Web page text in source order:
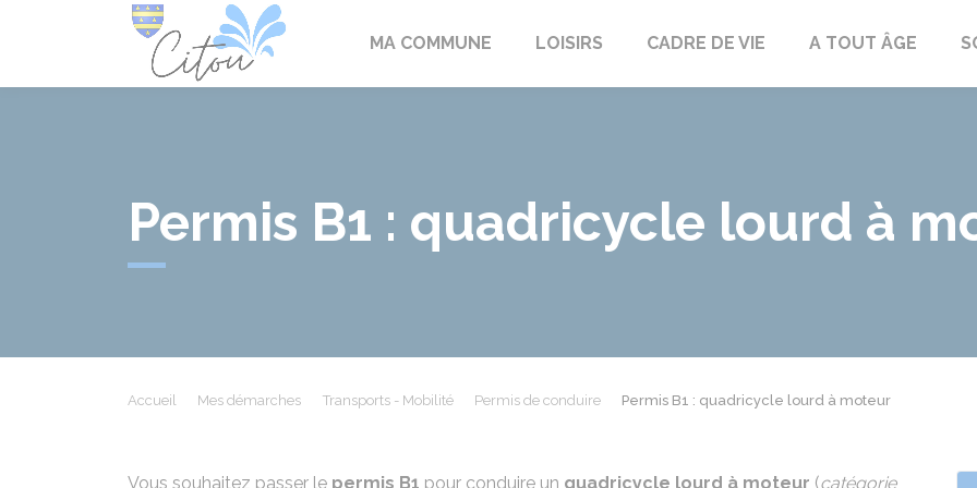
MA COMMUNE LOISIRS CADRE DE VIE A TOUT ÂGE
Permis B1 : quadricycle lourd à
Accueil Mes démarches Transports - Mobilité Permis de conduire Permis B1 : quadricycle lourd à moteur
Vous souhaitez passer le permis B1 pour conduire un quadricycle lourd à moteur (catégorie